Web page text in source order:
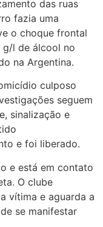
das ruas
fazia uma
o choque frontal
g/l de álcool no
na Argentina.
culposo
seguem
sinalização e
e foi liberado.
e está em contato
O clube
vítima e aguarda a
se manifestar